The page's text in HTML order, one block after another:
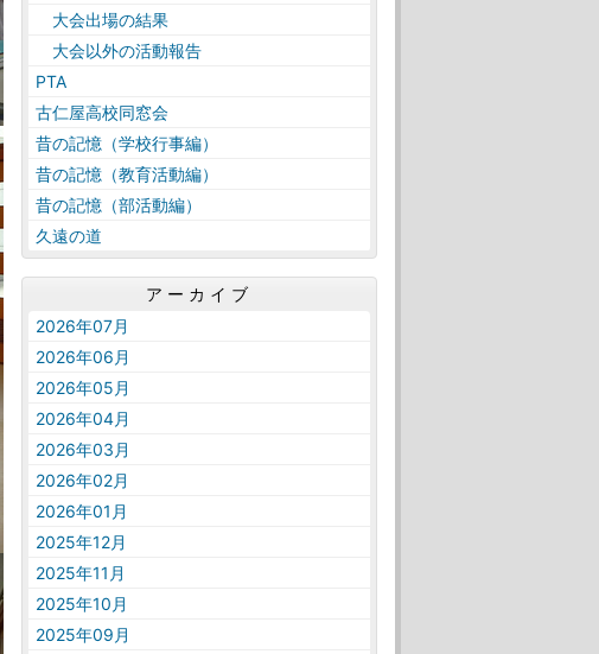
大会出場の結果
大会以外の活動報告
PTA
古仁屋高校同窓会
昔の記憶（学校行事編）
昔の記憶（教育活動編）
昔の記憶（部活動編）
久遠の道
アーカイブ
2026年07月
2026年06月
2026年05月
2026年04月
2026年03月
2026年02月
2026年01月
2025年12月
2025年11月
2025年10月
2025年09月